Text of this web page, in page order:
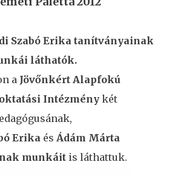
Szabó Erika tanítványainak
láthatók.
a Jövőnkért Alapfokú
Intézmény két
Erika és Ádám Márta
munkáit is láthattuk.